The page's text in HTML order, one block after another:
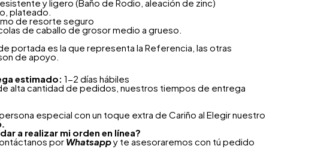
y ligero (Baño de Rodio, aleación de zinc)
plateado.
de resorte seguro
de caballo de grosor medio a grueso.
portada es la que representa la Referencia, las otras
de apoyo.
estimado: 1-2 días hábiles
alta cantidad de pedidos, nuestros tiempos de entrega
especial con un toque extra de Cariño al Elegir nuestro
a realizar mi orden en línea?
por Whatsappy te asesoraremos con tú pedido